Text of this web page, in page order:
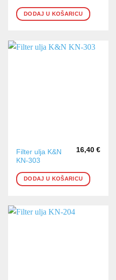
DODAJ U KOŠARICU
Filter ulja K&N
KN-303
16,40 €
DODAJ U KOŠARICU